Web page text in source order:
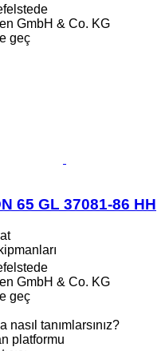
GmbH & Co. KG
geç
65 GL 37081-86 HH
GmbH & Co. KG
geç
nasıl tanımlarsınız?
platformu